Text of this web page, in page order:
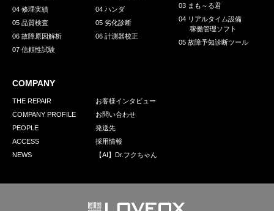
お問い合わせ 発送先
04 修理実績
05 品質検査
06 故障原因解析
07 信頼性試験
04 ハンダ
05 劣化診断
06 計測器校正
03 まも～る君
04 リアルタイム設備
稼働管理ソフト
05 故障予知診断ツール
COMPANY
THE REPAIR
COMPANY PROFILE
PEOPLE
ACCESS
NEWS
お客様インタビュー
お問い合わせ
発送先
採用情報
【AI】Dr.フクちゃん